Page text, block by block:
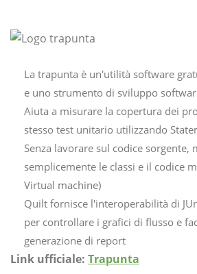
La trapunta è un'utilità software
e uno strumento di sviluppo
Aiuta a misurare la copertura dei
stesso test unitario utilizzando
Senza lavorare sul codice sorgente,
semplicemente le classi e il codice
Virtual machine)
Quilt fornisce l'interoperabilità di
per controllare i grafici di flusso e
generazione di report
Link ufficiale: Trapunta